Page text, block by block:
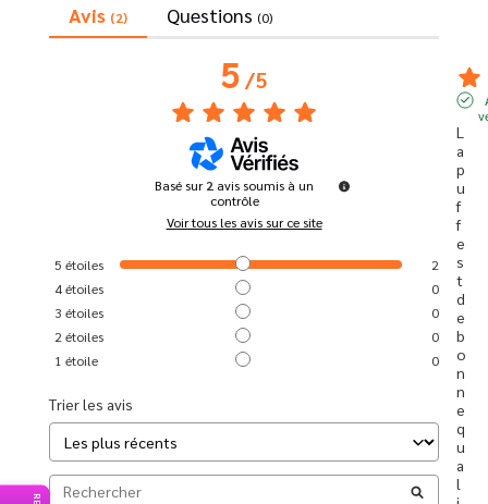
Avis (2) Questions (0)
5/5
Basé sur2 avis soumis à un
contrôle
Voir tous les avis sur ce site
5 étoiles
2
4étoiles
0
3 étoiles
0
2 étoiles
0
1 étoile 0
Trier les avis
L
a
p
u
f
f
e
s
t
d
e
b
o
n
n
e
q
u
a
l